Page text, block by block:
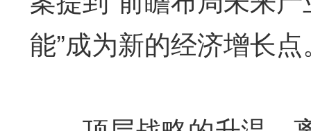
能”成为新的经济增长点